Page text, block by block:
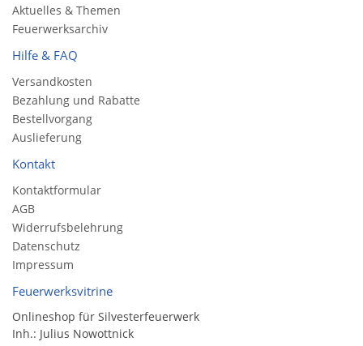
Aktuelles & Themen
Feuerwerksarchiv
Hilfe & FAQ
Versandkosten
Bezahlung und Rabatte
Bestellvorgang
Auslieferung
Kontakt
Kontaktformular
AGB
Widerrufsbelehrung
Datenschutz
Impressum
Feuerwerksvitrine
Onlineshop für Silvesterfeuerwerk
Inh.: Julius Nowottnick